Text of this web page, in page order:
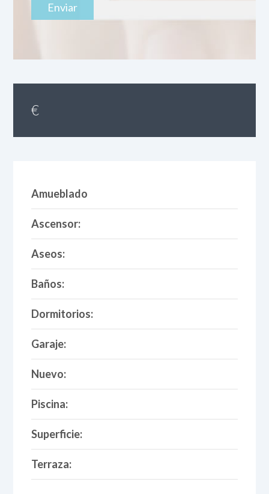
€
Amueblado
Ascensor:
Aseos:
Baños:
Dormitorios:
Garaje:
Nuevo:
Piscina:
Superficie:
Terraza: